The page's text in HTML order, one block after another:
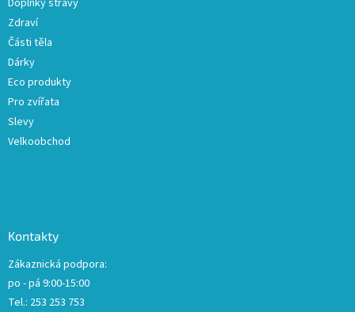
Doplňky stravy
Zdraví
Části těla
Dárky
Eco produkty
Pro zvířata
Slevy
Velkoobchod
Kontakty
Zákaznická podpora:
po - pá 9:00-15:00
Tel.: 253 253 753